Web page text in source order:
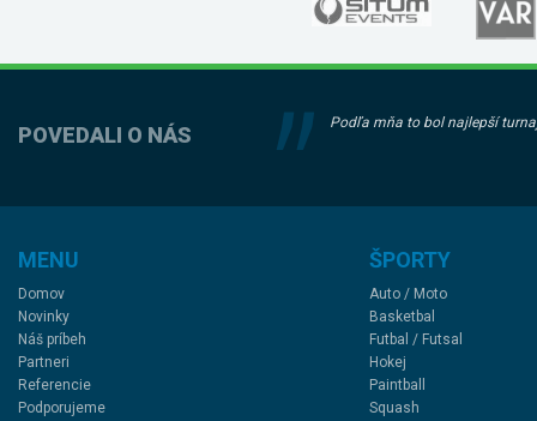
POVEDALI O NÁS Podľa mňa to bol najlepší
MENU
Domov
Novinky
Náš príbeh
Partneri
Referencie
Podporujeme
ŠPORTY
Auto / Moto
Basketbal
Futbal / Futsal
Hokej
Paintball
Squash